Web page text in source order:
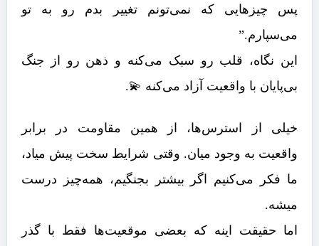
پس چیزهایی که نمی‌تونم تغییر بدم رو به تو
می‌سپارم.”
این نگاه، قلب رو سبک می‌کنه و ذهن رو از جنگ
بی‌پایان با واقعیت آزاد می‌کنه 💫.
خیلی از استرس‌ها، از همین مقاومت در برابر
واقعیت به وجود میان. وقتی شرایط سخت پیش میاد،
ما فکر می‌کنیم اگر بیشتر بجنگیم، همه‌چیز درست
میشه.
اما حقیقت اینه که بعضی موقعیت‌ها فقط با گذر